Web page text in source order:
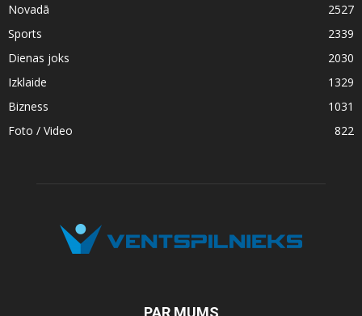
Novadā
2527
Sports
2339
Dienas joks
2030
Izklaide
1329
Bizness
1031
Foto / Video
822
PAR MUMS